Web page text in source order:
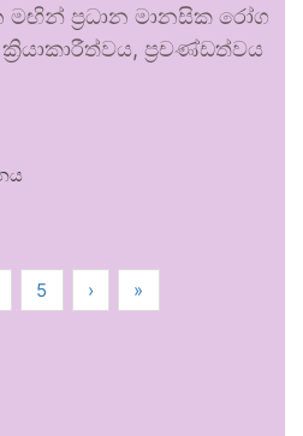
ප්‍රධාන මානසික රෝග
ප්‍රචණ්ඩත්වය
5 › »